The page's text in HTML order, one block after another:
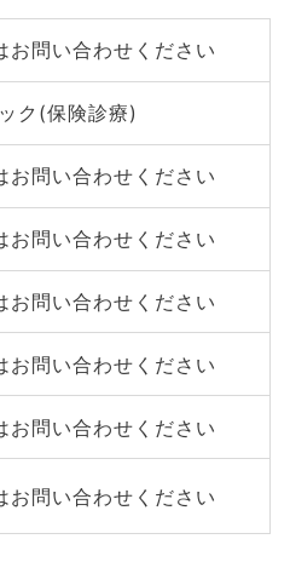
お問い合わせください
ク(保険診療)
お問い合わせください
お問い合わせください
お問い合わせください
お問い合わせください
お問い合わせください
お問い合わせください